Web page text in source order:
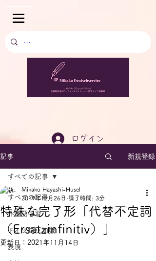
ログイン
記事 新規登録
すべての記事
外国語学習
ドイツ語豆知識
表現
すべての記事
特殊な完了形「代替不定詞
（Ersatzinfinitiv）」
Mikako Hayashi-Husel
2019年12月26日 読了時間: 3分
更新日： 2021年11月14日